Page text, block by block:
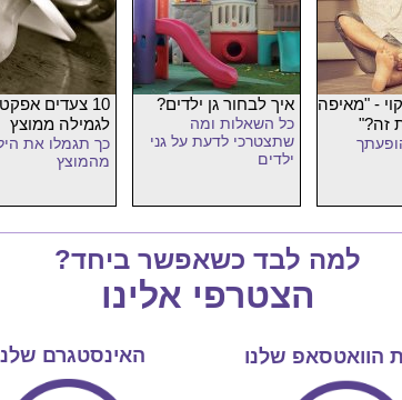
- "מאיפה
זה?"
איך לבחור גן ילדים?
כל השאלות ומה
שתצטרכי לדעת על גני
ילדים
10 צעדים
לגמילה ממוצץ
כך תגמלו את
מהמוצץ
למה לבד כשאפשר ביחד?
הצטרפי אלינו
הוואטסאפ שלנו האינסטגרם